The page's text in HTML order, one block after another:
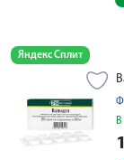
Яндекс Сплит